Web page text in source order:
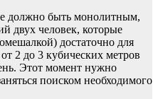
должно быть монолитным,
двух человек, которые
достаточно для
2 до 3 кубических метров
Этот момент нужно
поиском необходимого